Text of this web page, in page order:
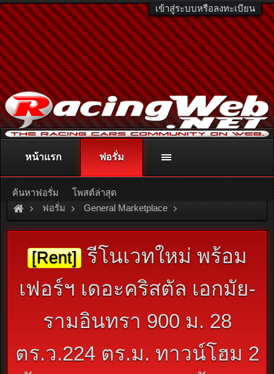
เข้าสู่ระบบหรือลงทะเบียน
ติดต่อลงโฆษณา racingweb@gmail.comหรือโทร. 081-811-1138
หรืออ่านรายละเอียดเพิ่มเติม คลิกที่นี่
ฟอรั่ม General Marketplace
สินค้าทั่วไป ไม่มีหมวดหมู่
[Rent] รีโนเวทใหม่ พร้อม
เฟอร์ฯ เดอะคริสตัล เอกมัย-
รามอินทรา 900 ม. 28
ตร.ว.224 ตร.ม. ทาวน์โฮม 2
หน้าแรก ฟอรั่ม
ค้นหาฟอรั่ม โพสต์ล่าสุด